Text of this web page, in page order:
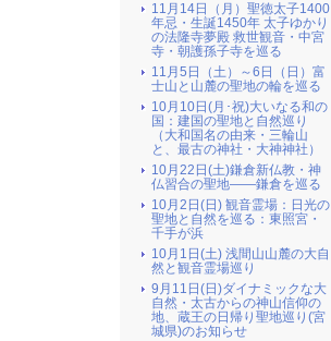
11月14日（月）聖徳太子1400
年忌・生誕1450年 太子ゆかり
の法隆寺夢殿 救世観音・中宮
寺・朝護孫子寺を巡る
11月5日（土）～6日（日）富
士山と山麓の聖地の輪を巡る
10月10日(月･祝)大いなる和の
国：建国の聖地と自然巡り
（大和国名の由来・三輪山
と、最古の神社・大神神社）
10月22日(土)鎌倉新仏教・神
仏習合の聖地――鎌倉を巡る
10月2日(日) 観音霊場：日光の
聖地と自然を巡る：東照宮・
千手が浜
10月1日(土) 浅間山山麓の大自
然と観音霊場巡り
9月11日(日)ダイナミックな大
自然・太古からの神山信仰の
地、蔵王の日帰り聖地巡り(宮
城県)のお知らせ